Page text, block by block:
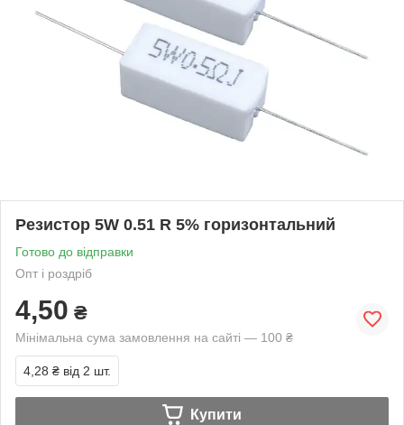
Резистор 5W 0.51 R 5% горизонтальний
Готово до відправки
Опт і роздріб
4,50 ₴
Мінімальна сума замовлення на сайті — 100 ₴
4,28 ₴ від 2 шт.
Купити